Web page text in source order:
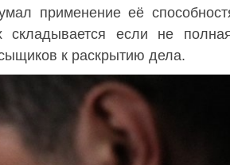
применение её
если не
к раскрытию дела.